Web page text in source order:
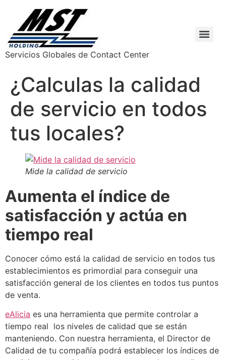
Servicios Globales de Contact Center
¿Calculas la calidad
de servicio en todos
tus locales?
Mide la calidad de servicio
Aumenta el índice de
satisfacción y actúa en
tiempo real
Conocer cómo está la calidad de servicio en todos tus
establecimientos es primordial para conseguir una
satisfacción general de los clientes en todos tus puntos
de venta.
eAlicia es una herramienta que permite controlar a
tiempo real los niveles de calidad que se están
manteniendo. Con nuestra herramienta, el Director de
Calidad de tu compañía podrá establecer los índices de